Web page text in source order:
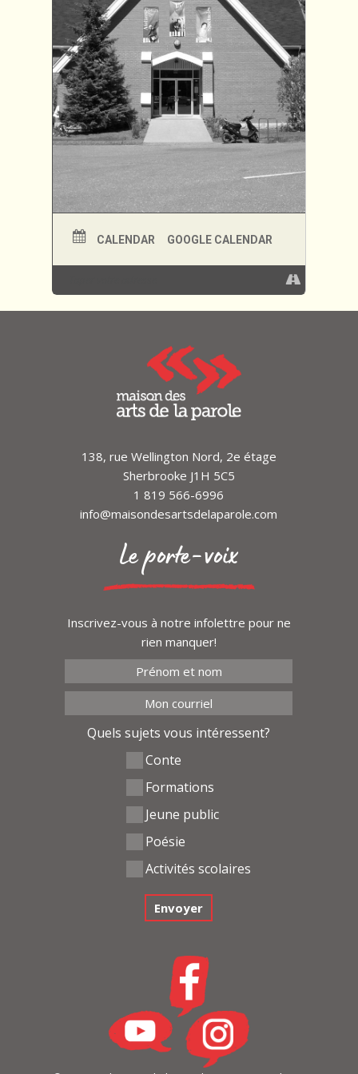
Ce spectacle est présenté en partenariat
avec le Pavillon des arts et de la culture
de Coaticook. Vous êtes invité.es à
acheter vos places sur le site web du
partenaire, en suivantce lien.
CALENDAR GOOGLE CALENDAR
138, rue Wellington Nord, 2e étage
Sherbrooke J1H 5C5
1 819 566-6996
info@maisondesartsdelaparole.com
Le porte-voix
Inscrivez-vous à notre infolettre pour ne
rien manquer!
Quels sujets vous intéressent?
Conte
Formations
Jeune public
Poésie
Activités scolaires